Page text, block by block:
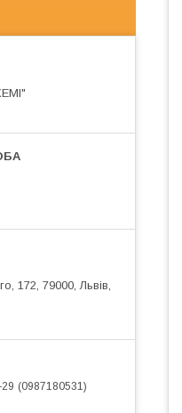
172, 79000, Львів,
0987180531